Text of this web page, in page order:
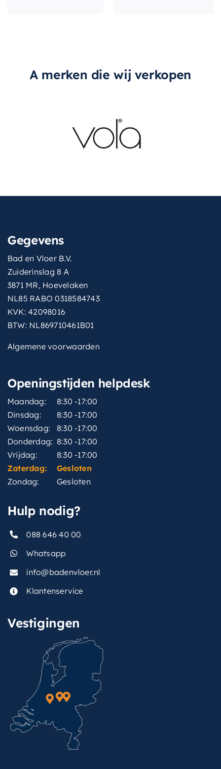
A merken die wij verkopen
Gegevens
Bad en Vloer B.V.
Zuiderinslag 8 A
3871 MR, Hoevelaken
NL85 RABO 0318584743
KVK: 42098016
BTW: NL869710461B01
Algemene voorwaarden
Openingstijden helpdesk
Maandag:
8:30 -17:00
Dinsdag:
8:30 -17:00
Woensdag:
8:30 -17:00
Donderdag: 8:30 -17:00
Vrijdag:
8:30 -17:00
Zaterdag:
Gesloten
Zondag:
Gesloten
Hulp nodig?
088 646 40 00
Whatsapp
info@badenvloer.nl
Klantenservice
Vestigingen